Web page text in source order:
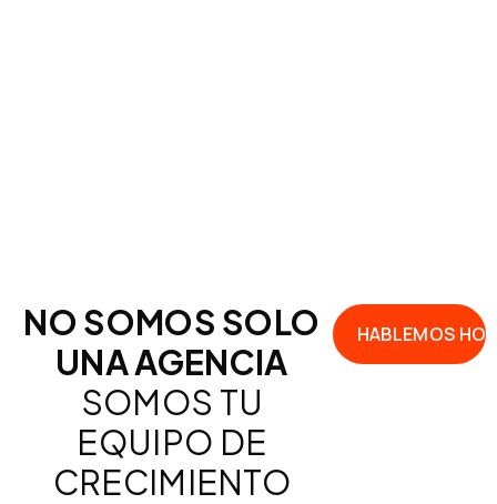
NO SOMOS SOLO
UNA AGENCIA
SOMOS TU
EQUIPO DE
CRECIMIENTO
HABLEMOS HOY